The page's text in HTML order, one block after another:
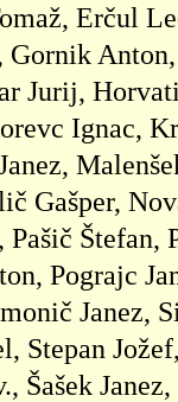
Erčul
Jurij,
Ignac,
Gašper,
Štefan,
Pograjc
Janez,
Stepan
Šašek